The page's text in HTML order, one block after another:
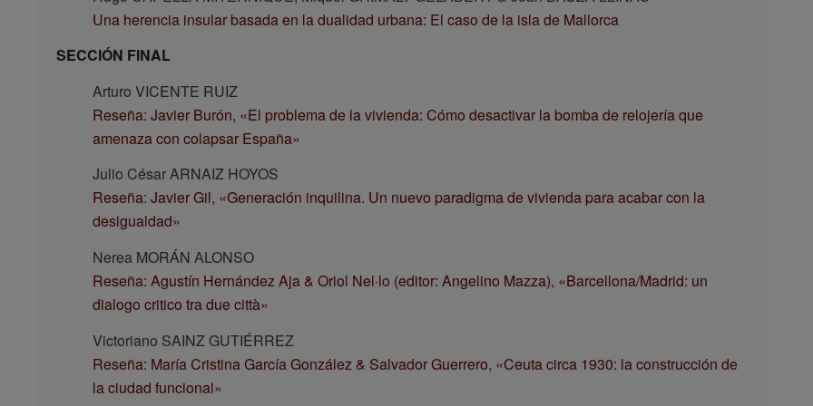
Una herencia insular basada en la dualidad urbana: El caso de la isla de Mallorca
SECCIÓN FINAL
Arturo VICENTE RUIZ
Reseña: Javier Burón, «El problema de la vivienda: Cómo desactivar la bomba de relojería que
amenaza con colapsar España»
Julio César ARNAIZ HOYOS
Reseña: Javier Gil, «Generación inquilina. Un nuevo paradigma de vivienda para acabar con la
desigualdad»
Nerea MORÁN ALONSO
Reseña: Agustín Hernández Aja & Oriol Nel·lo (editor: Angelino Mazza), «Barcellona/Madrid: un
dialogo critico tra due città»
Victoriano SAINZ GUTIÉRREZ
Reseña: María Cristina García González & Salvador Guerrero, «Ceuta circa 1930: la construcción de
la ciudad funcional»